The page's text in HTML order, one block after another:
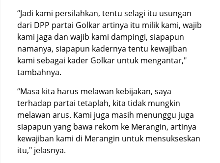
“Jadi kami persilahkan, tentu selagi itu usungan
dari DPP partai Golkar artinya itu milik kami, wajib
kami jaga dan wajib kami dampingi, siapapun
namanya, siapapun kadernya tentu kewajiban
kami sebagai kader Golkar untuk mengantar,"
tambahnya.
“Masa kita harus melawan kebijakan, saya
terhadap partai tetaplah, kita tidak mungkin
melawan arus. Kami juga masih menunggu juga
siapapun yang bawa rekom ke Merangin, artinya
kewajiban kami di Merangin untuk mensukseskan
itu," jelasnya.